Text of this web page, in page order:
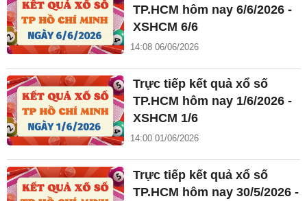
TP.HCM hôm nay 6/6/2026 -
XSHCM 6/6
14:08 06/06/2026
Trực tiếp kết quả xổ số
TP.HCM hôm nay 1/6/2026 -
XSHCM 1/6
14:00 01/06/2026
Trực tiếp kết quả xổ số
TP.HCM hôm nay 30/5/2026 -